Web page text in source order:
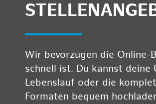
Wir bevorzugen die Online-
schnell ist. Du kannst deine
Lebenslauf oder die
Formaten bequem